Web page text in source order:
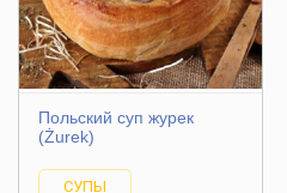
Польский суп журек
(Żurek)
СУПЫ